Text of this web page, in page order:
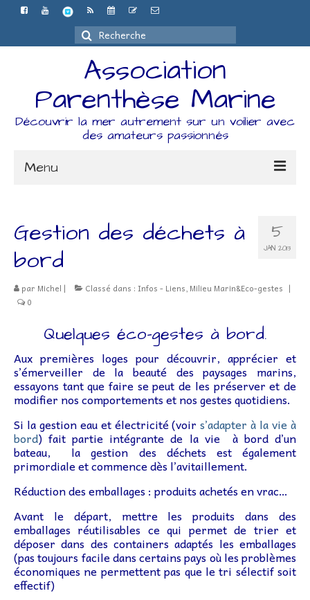
Rechercher
:
Association
Parenthèse Marine
Découvrir la mer autrement sur un voilier avec
des amateurs passionnés
Menu
L’association
Espace Adhérents
Organisation
Embarquez
Bateaux
Adhérer à l’association
Adhésion – Coût Sorties
Préparatifs
Livre de bord
Liens
Contact
5
JAN 2013
Gestion des déchets à
bord
par Michel | Classé dans : Infos - Liens, Milieu Marin&Eco-gestes |
0
Quelques éco-gestes à bord.
Aux premières loges pour découvrir, apprécier et
s’émerveiller de la beauté des paysages marins,
essayons tant que faire se peut de les préserver et de
modifier nos comportements et nos gestes quotidiens.
Si la gestion eau et électricité (voirs’adapter à la vie à
bord) fait partie intégrante de la vie à bord d’un
bateau, la gestion des déchets est également
primordiale et commence dès l’avitaillement.
Réduction des emballages : produits achetés en vrac…
Avant le départ, mettre les produits dans des
emballages réutilisables ce qui permet de trier et
déposer dans des containers adaptés les emballages
(pas toujours facile dans certains pays où les problèmes
économiques ne permettent pas que le tri sélectif soit
effectif)